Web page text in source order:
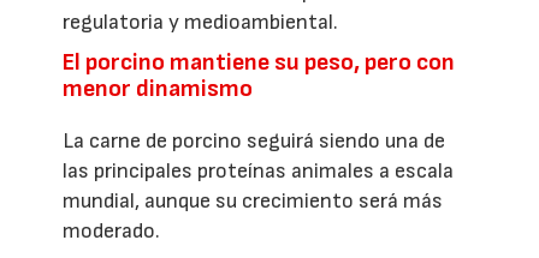
regulatoria y medioambiental.
El porcino mantiene su peso, pero con
menor dinamismo
La carne de porcino seguirá siendo una de
las principales proteínas animales a escala
mundial, aunque su crecimiento será más
moderado.